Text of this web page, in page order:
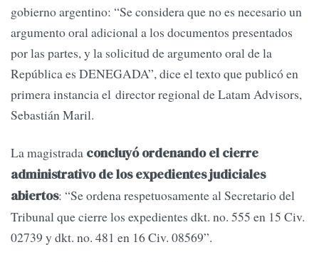
gobierno argentino: “Se considera que no es necesario un
argumento oral adicional a los documentos presentados
por las partes, y la solicitud de argumento oral de la
República es DENEGADA”, dice el texto que publicó en
primera instancia el director regional de Latam Advisors,
Sebastián Maril.
La magistrada concluyó ordenando el cierre
administrativo de los expedientes judiciales
abiertos: “Se ordena respetuosamente al Secretario del
Tribunal que cierre los expedientes dkt. no. 555 en 15 Civ.
02739 y dkt. no. 481 en 16 Civ. 08569”.